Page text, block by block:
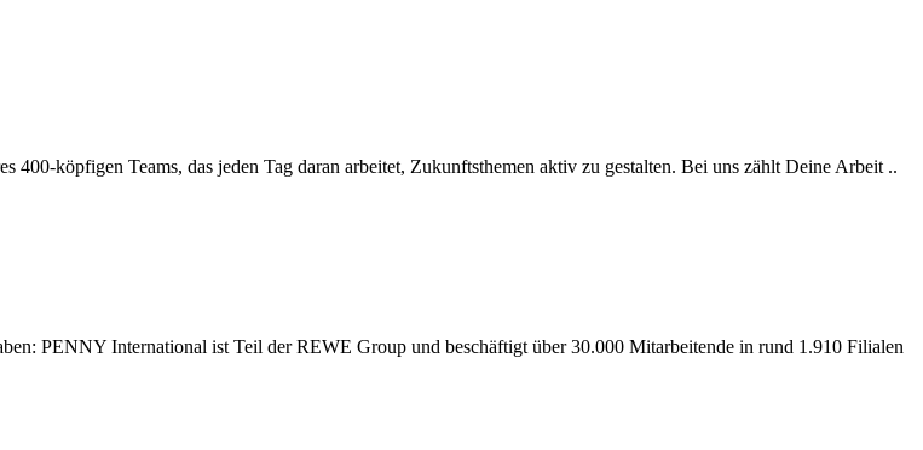
400‑köpfigen Teams, das jeden Tag daran arbeitet, Zukunftsthemen aktiv zu gestalten. Bei uns zählt Deine Arbeit ..
PENNY International ist Teil der REWE Group und beschäftigt über 30.000 Mitarbeitende in rund 1.910 Filialen